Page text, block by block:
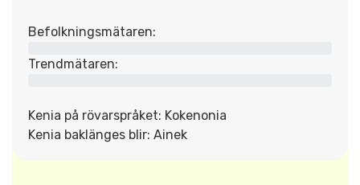
Befolkningsmätaren:
Trendmätaren:
Kenia på rövarspråket: Kokenonia
Kenia baklänges blir: Ainek